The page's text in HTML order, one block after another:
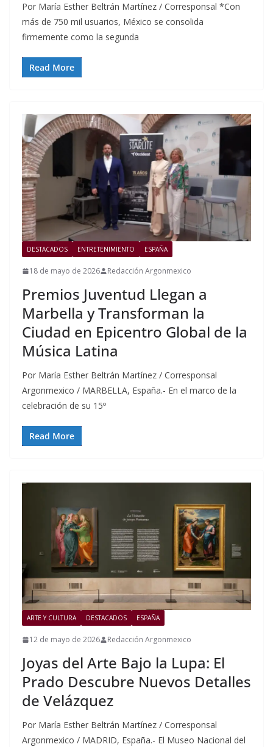
Por María Esther Beltrán Martínez / Corresponsal *Con
más de 750 mil usuarios, México se consolida
firmemente como la segunda
Read More
DESTACADOS ENTRETENIMIENTO ESPAÑA
18 de mayo de 2026 Redacción Argonmexico
Premios Juventud Llegan a
Marbella y Transforman la
Ciudad en Epicentro Global de la
Música Latina
Por María Esther Beltrán Martínez / Corresponsal
Argonmexico / MARBELLA, España.- En el marco de la
celebración de su 15º
Read More
ARTE Y CULTURA DESTACADOS ESPAÑA
12 de mayo de 2026 Redacción Argonmexico
Joyas del Arte Bajo la Lupa: El
Prado Descubre Nuevos Detalles
de Velázquez
Por María Esther Beltrán Martínez / Corresponsal
Argonmexico / MADRID, España.- El Museo Nacional del